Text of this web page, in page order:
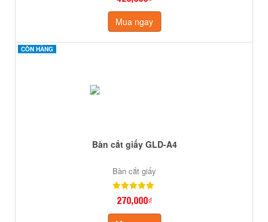
Mua ngay
CÒN HÀNG
CÒN HÀNG
Bàn cắt giấy GLD-A4
Bàn cắt giấy
270,000₫